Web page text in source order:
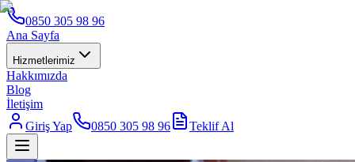
0850 305 98 96
Ana Sayfa
Hizmetlerimiz
Hakkımızda
Blog
İletişim
Giriş Yap
0850 305 98 96 Teklif Al